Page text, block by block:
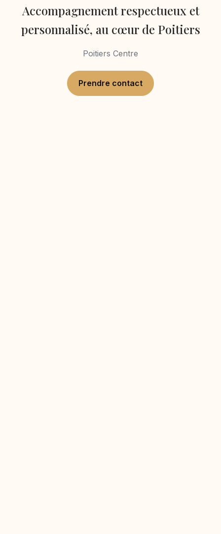
Accompagnement respectueux et
personnalisé, au cœur de Poitiers
Poitiers Centre
Prendre contact